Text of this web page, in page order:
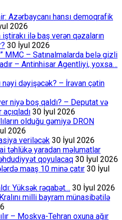
Azərbaycanı hansı demoqrafik
2026
ilə baş verən qəzaların
30 İyul 2026
MMC – Satınalmalarda belə gizli
– Antinhisar Agentliyi, yoxsa…
dəyişəcək? – İrəvan çətin
niyə boş qaldı? – Deputat və
30 İyul 2026
olduğu gəmiyə DRON
2026
veriləcək 30 İyul 2026
təhlükə yaradan məlumatlar
qoyulacaq 30 İyul 2026
maaş 10 minə çatır 30 İyul
Yüksək rəqabət… 30 İyul 2026
milli bayram münasibətilə
– Moskva-Tehran oxuna ağır